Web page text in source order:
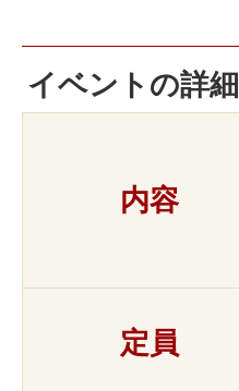
イベントの詳細
内容
定員